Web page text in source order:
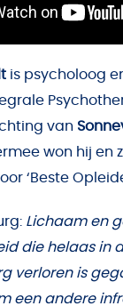
is psycholoog
van
won hij en
‘Beste
Lichaam en
die helaas in
verloren is
een andere